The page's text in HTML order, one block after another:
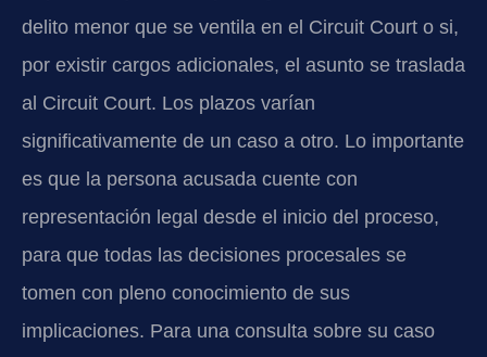
delito menor que se ventila en el Circuit Court o si,
por existir cargos adicionales, el asunto se traslada
al Circuit Court. Los plazos varían
significativamente de un caso a otro. Lo importante
es que la persona acusada cuente con
representación legal desde el inicio del proceso,
para que todas las decisiones procesales se
tomen con pleno conocimiento de sus
implicaciones. Para una consulta sobre su caso